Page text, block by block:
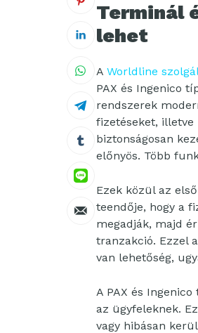
Terminál
lehet
A Worldline
PAX és Ingenico
rendszerek
fizetéseket, illetve
biztonságosan
előnyös. Több
Ezek közül az
teendője, hogy a
megadják, majd
tranzakció. Ezzel
van lehetőség,
A PAX és
az ügyfeleknek.
vagy hibásan